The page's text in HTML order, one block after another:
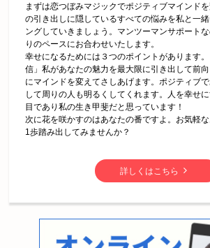
まずは恋つぼみマジックでポジティブマインド
の引き出しに隠しているすべての悩みを私と一
ングしていきましょう。マンツーマンサポート
りのペースにお合わせいたします。
幸せになるためには３つのポイントがあります
信」私があなたの魅力を最大限に引き出して前
にマインドを変えてさしあげます。ポジティブ
して周りの人も明るくしてくれます。人を幸せ
目であり私の生き甲斐だと思っています！
次に花を咲かすのはあなたの番ですよ。お気軽
1歩踏み出してみませんか？
詳しくはこちら